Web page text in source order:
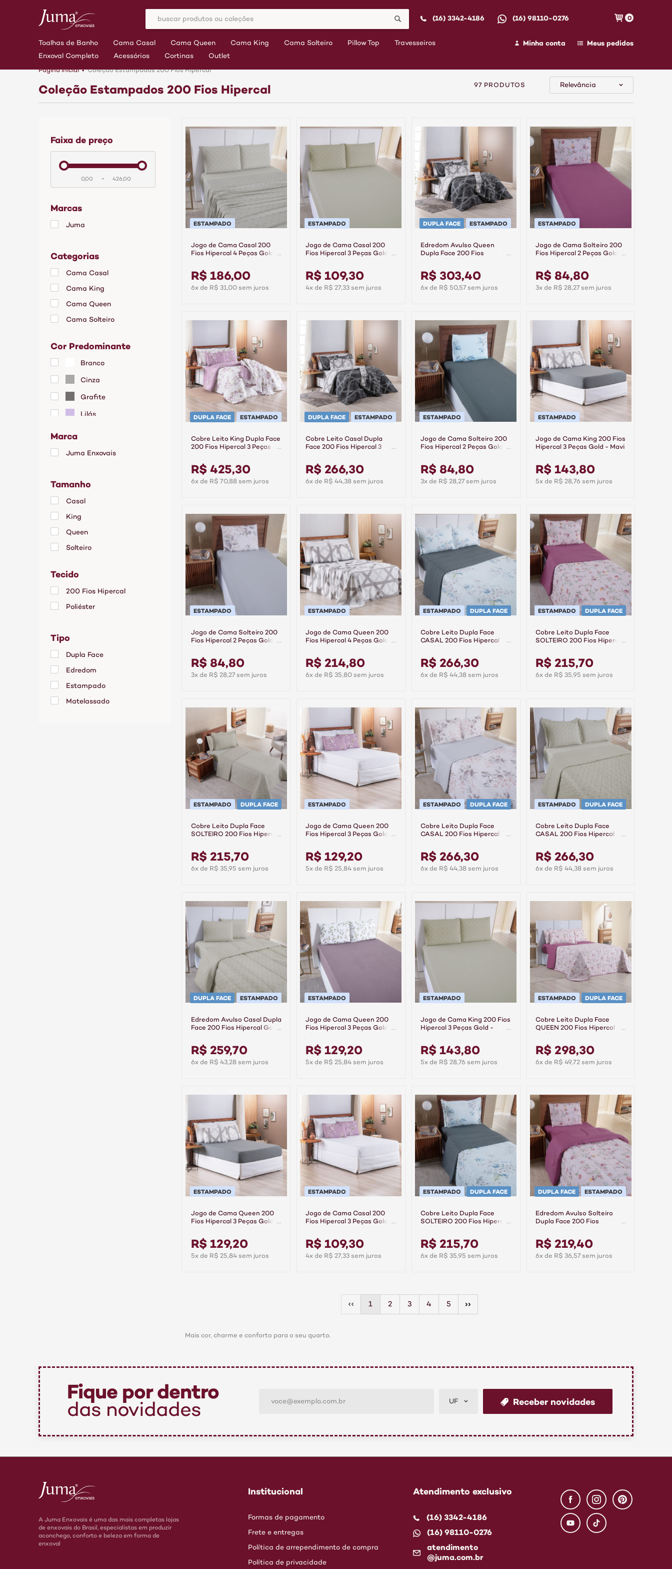
(16) 3342-4186 (16) 98110-0276 0
Toalhas de Banho Cama Casal Cama Queen Cama King Cama Solteiro Pillow Top
Travesseiros
Enxoval Completo
Acessórios Cortinas Outlet
Minha conta Meus pedidos
Página inicial Coleção Estampados 200 Fios Hipercal
Coleção Estampados 200 Fios Hipercal
faixa de preço
Marcas
Juma
Categorias
Cama Casal
Cama King
Cama Queen
Cama Solteiro
Cobre Leito King
Cobre Leito Queen
Cobre Leito Solteiro
Edredom Casal
Edredom Queen
Kit Enxoval Casal
Kit Enxoval King
Kit Enxoval Queen
Kit Enxoval Solteiro
Cor Predominante
Branco
Cinza
Grafite
Lilás
Marca
Juma Enxovais
Tamanho
Casal
King
Queen
Solteiro
Tecido
200 Fios Hipercal
Poliéster
Tipo
Dupla Face
Edredom
Estampado
Matelassado
Relevância
97 PRODUTOS
ESTAMPADO
Jogo de Cama Casal 200
Fios Hipercal 4 Peças Gold -
R$ 186,00
6x de R$ 31,00 sem juros
ESTAMPADO
Jogo de Cama Casal 200
Fios Hipercal 3 Peças Gold -
R$ 109,30
4x de R$ 27,33 sem juros
DUPLA FACE ESTAMPADO
Edredom Avulso Queen
Dupla Face 200 Fios
R$ 303,40
6x de R$ 50,57 sem juros
ESTAMPADO
Jogo de Cama Solteiro 200
Fios Hipercal 2 Peças Gold -
R$ 84,80
3x de R$ 28,27 sem juros
DUPLA FACE ESTAMPADO
Cobre Leito King Dupla Face
200 Fios Hipercal 3 Peças
R$ 425,30
6x de R$ 70,88 sem juros
DUPLA FACE ESTAMPADO
Cobre Leito Casal Dupla
Face 200 Fios Hipercal 3
R$ 266,30
6x de R$ 44,38 sem juros
ESTAMPADO
Jogo de Cama Solteiro 200
Fios Hipercal 2 Peças Gold -
R$ 84,80
3x de R$ 28,27 sem juros
ESTAMPADO
Jogo de Cama King 200 Fios
Hipercal 3 Peças Gold - Mavi
R$ 143,80
5x de R$ 28,76 sem juros
ESTAMPADO
Jogo de Cama Solteiro 200
Fios Hipercal 2 Peças Gold -
R$ 84,80
3x de R$ 28,27 sem juros
ESTAMPADO
Jogo de Cama Queen 200
Fios Hipercal 4 Peças Gold -
R$ 214,80
6x de R$ 35,80 sem juros
ESTAMPADO DUPLA FACE
Cobre Leito Dupla Face
CASAL 200 Fios Hipercal
R$ 266,30
6x de R$ 44,38 sem juros
ESTAMPADO DUPLA FACE
Cobre Leito Dupla Face
SOLTEIRO 200 Fios Hipercal
R$ 215,70
6x de R$ 35,95 sem juros
ESTAMPADO DUPLA FACE
Cobre Leito Dupla Face
SOLTEIRO 200 Fios Hipercal
R$ 215,70
6x de R$ 35,95 sem juros
ESTAMPADO
Jogo de Cama Queen 200
Fios Hipercal 3 Peças Gold -
R$ 129,20
5x de R$ 25,84 sem juros
ESTAMPADO DUPLA FACE
Cobre Leito Dupla Face
CASAL 200 Fios Hipercal
R$ 266,30
6x de R$ 44,38 sem juros
ESTAMPADO DUPLA FACE
Cobre Leito Dupla Face
CASAL 200 Fios Hipercal
R$ 266,30
6x de R$ 44,38 sem juros
DUPLA FACE ESTAMPADO
Edredom Avulso Casal Dupla
Face 200 Fios Hipercal Gold
R$ 259,70
6x de R$ 43,28 sem juros
ESTAMPADO
Jogo de Cama Queen 200
Fios Hipercal 3 Peças Gold -
R$ 129,20
5x de R$ 25,84 sem juros
ESTAMPADO
Jogo de Cama King 200 Fios
Hipercal 3 Peças Gold -
R$ 143,80
5x de R$ 28,76 sem juros
ESTAMPADO DUPLA FACE
Cobre Leito Dupla Face
QUEEN 200 Fios Hipercal
R$ 298,30
6x de R$ 49,72 sem juros
ESTAMPADO
Jogo de Cama Queen 200
Fios Hipercal 3 Peças Gold -
R$ 129,20
5x de R$ 25,84 sem juros
ESTAMPADO
Jogo de Cama Casal 200
Fios Hipercal 3 Peças Gold -
R$ 109,30
4x de R$ 27,33 sem juros
ESTAMPADO DUPLA FACE
Cobre Leito Dupla Face
SOLTEIRO 200 Fios Hipercal
R$ 215,70
6x de R$ 35,95 sem juros
DUPLA FACE ESTAMPADO
Edredom Avulso Solteiro
Dupla Face 200 Fios
R$ 219,40
6x de R$ 36,57 sem juros
1 2 3 4 5
Mais cor, charme e conforto para o seu quarto.
Fique por dentro
das novidades UF Receber novidades
A Juma Enxovais é uma das mais completas lojas
de enxovais do Brasil, especialistas em produzir
aconchego, conforto e beleza em forma de
enxoval
Institucional
Formas de pagamento
Frete e entregas
Política de arrependimento de compra
Política de privacidade
Atendimento exclusivo
(16) 3342-4186
(16) 98110-0276
atendimento
@juma.com.br